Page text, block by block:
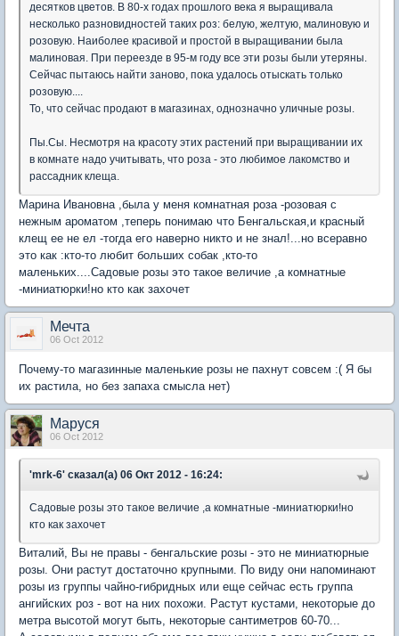
десятков цветов. В 80-х годах прошлого века я выращивала
несколько разновидностей таких роз: белую, желтую, малиновую и
розовую. Наиболее красивой и простой в выращивании была
малиновая. При переезде в 95-м году все эти розы были утеряны.
Сейчас пытаюсь найти заново, пока удалось отыскать только
розовую....
То, что сейчас продают в магазинах, однозначно уличные розы.
Пы.Сы. Несмотря на красоту этих растений при выращивании их
в комнате надо учитывать, что роза - это любимое лакомство и
рассадник клеща.
Марина Ивановна ,была у меня комнатная роза -розовая с
нежным ароматом ,теперь понимаю что Бенгальская,и красный
клещ ее не ел -тогда его наверно никто и не знал!...но всеравно
это как :кто-то любит больших собак ,кто-то
маленьких....Cадовые розы это такое величие ,а комнатные
-миниатюрки!но кто как захочет
Мечта
06 Oct 2012
Почему-то магазинные маленькие розы не пахнут совсем :( Я бы
их растила, но без запаха смысла нет)
Маруся
06 Oct 2012
'mrk-6' сказал(а) 06 Окт 2012 - 16:24:
Cадовые розы это такое величие ,а комнатные -миниатюрки!но
кто как захочет
Виталий, Вы не правы - бенгальские розы - это не миниатюрные
розы. Они растут достаточно крупными. По виду они напоминают
розы из группы чайно-гибридных или еще сейчас есть группа
ангийских роз - вот на них похожи. Растут кустами, некоторые до
метра высотой могут быть, некоторые сантиметров 60-70...